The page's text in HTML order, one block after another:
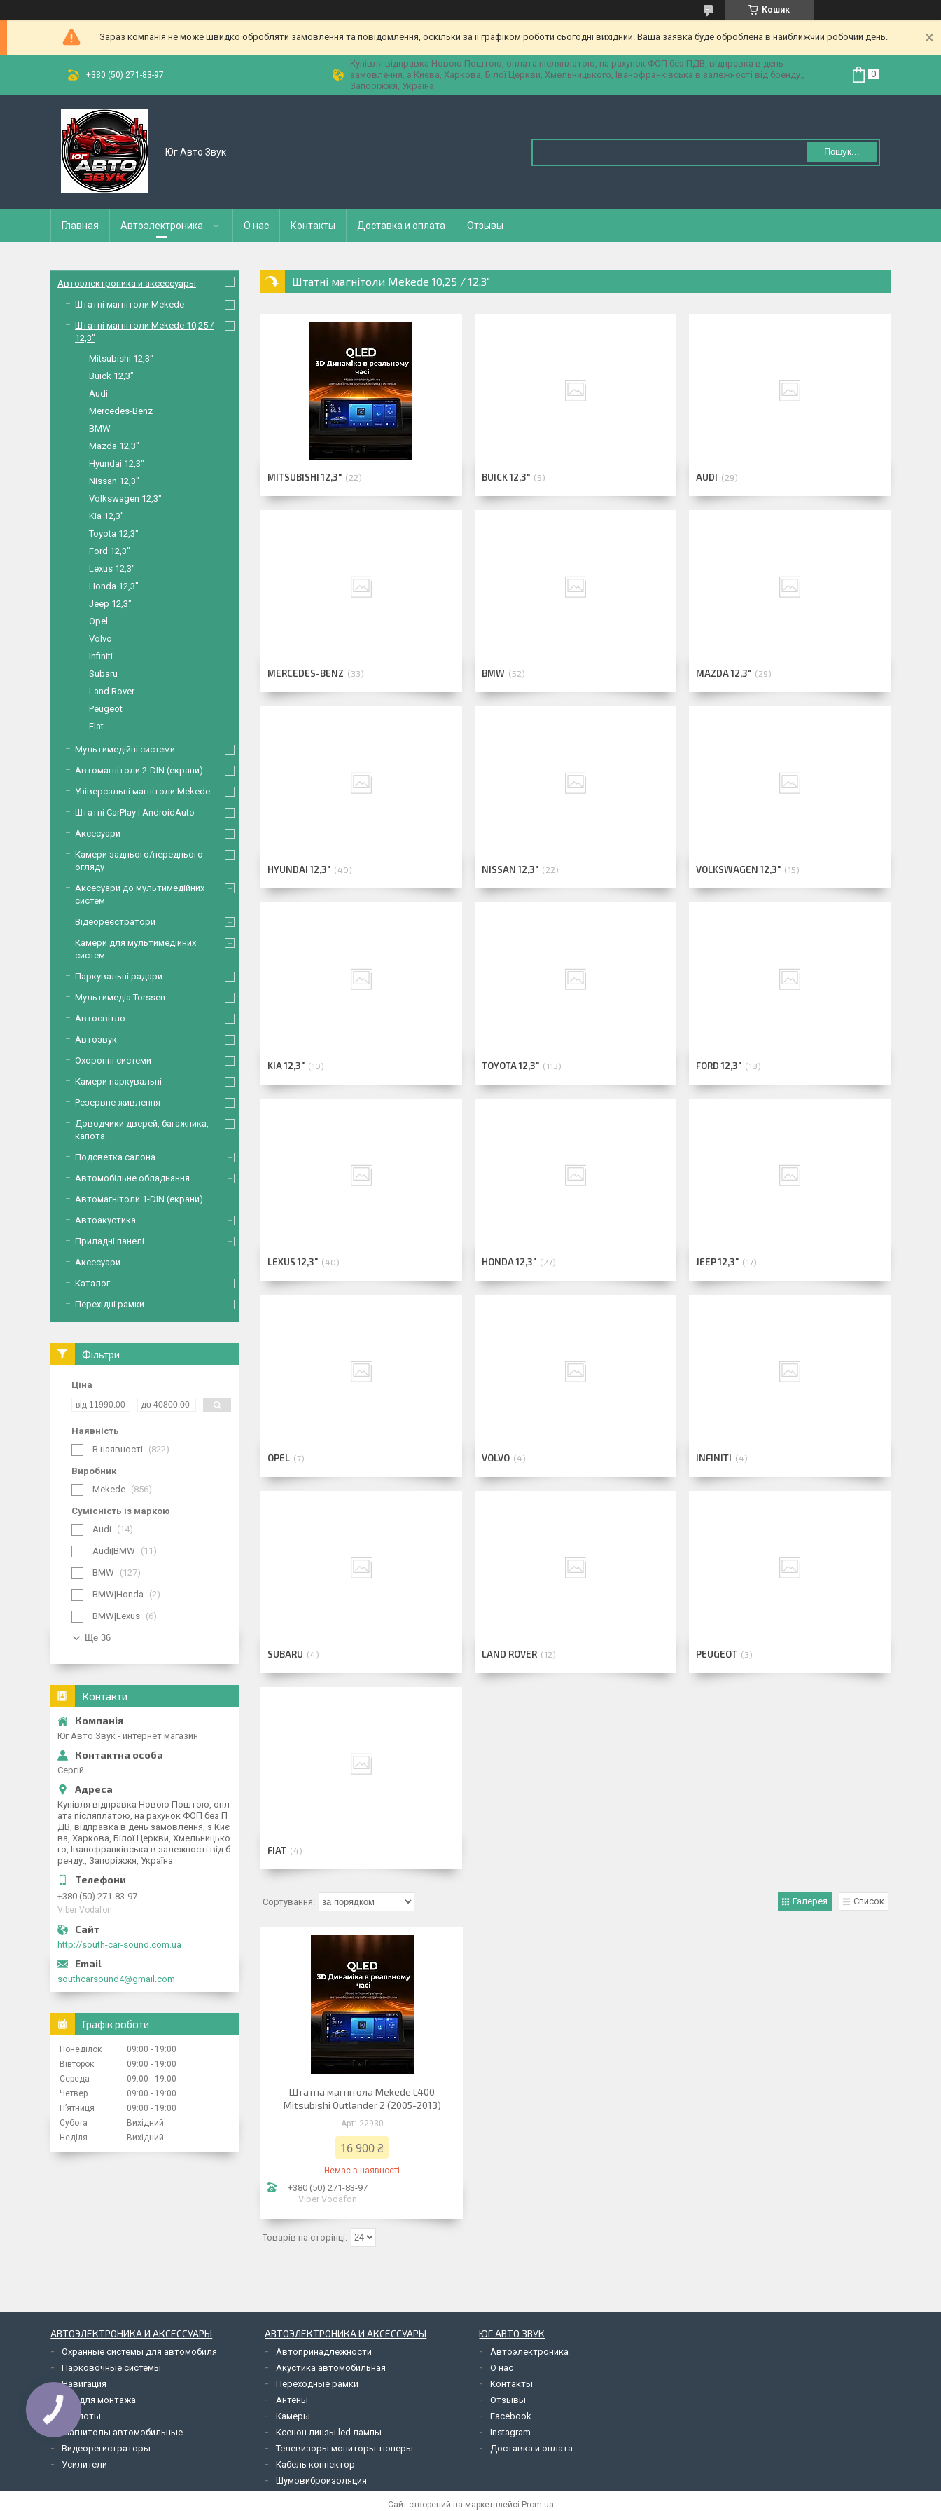
Кошик
Зараз компанія не може швидко обробляти замовлення та повідомлення, оскільки за її графіком роботи сьогодні вихідний. Ваша заявка буде оброблена в найближчий робочий день.
+380 (50) 271-83-97
Купівля відправка Новою Поштою, оплата післяплатою, на рахунок ФОП без ПДВ, відправка в день
замовлення, з Києва, Харкова, Білої Церкви, Хмельницького, Іванофранківська в залежності від бренду.,
Запоріжжя, Україна
Юг Авто Звук Пошук...
Главная Автоэлектроника О нас Контакты Доставка и оплата Отзывы
Штатні магнітоли Mekede 10,25 / 12,3"
MITSUBISHI 12,3" 22 BUICK 12,3" 5 AUDI 29
MERCEDES-BENZ 33 BMW 52 MAZDA 12,3" 29
HYUNDAI 12,3" 40 NISSAN 12,3" 22 VOLKSWAGEN 12,3" 15
KIA 12,3" 10 TOYOTA 12,3" 113 FORD 12,3" 18
LEXUS 12,3" 40 HONDA 12,3" 27 JEEP 12,3" 17
OPEL 7 VOLVO 4 INFINITI 4
SUBARU 4 LAND ROVER 12 PEUGEOT 3
FIAT 4
Галерея Список
Штатна магнітола Mekede L400
Mitsubishi Outlander 2 (2005-2013)
22930
16 900 ₴
Немає в наявності
+380 (50) 271-83-97
Viber Vodafon
Автоэлектроника и аксессуары
Штатні магнітоли Mekede
Штатні магнітоли Mekede 10,25 /
12,3"
Mitsubishi 12,3"
Buick 12,3"
Audi
Mercedes-Benz
BMW
Mazda 12,3"
Hyundai 12,3"
Nissan 12,3"
Volkswagen 12,3"
Kia 12,3"
Toyota 12,3"
Ford 12,3"
Lexus 12,3"
Honda 12,3"
Jeep 12,3"
Opel
Volvo
Infiniti
Subaru
Land Rover
Peugeot
Fiat
Мультимедійні системи
Автомагнітоли 2-DIN (екрани)
Універсальні магнітоли Mekede
Штатні CarPlay і AndroidAuto
Аксесуари
Камери заднього/переднього
огляду
Аксесуари до мультимедійних
систем
Відеореєстратори
Камери для мультимедійних
систем
Паркувальні радари
Мультимедіа Torssen
Автосвітло
Автозвук
Охоронні системи
Камери паркувальні
Резервне живлення
Доводчики дверей, багажника,
капота
Подсветка салона
Автомобільне обладнання
Автомагнітоли 1-DIN (екрани)
Автоакустика
Приладні панелі
Аксесуари
Каталог
Перехідні рамки
Фільтри
Ціна
Наявність
В наявності
822
Виробник
Mekede
856
Сумісність із маркою
Audi
14
Audi|BMW 11
BMW 127
BMW|Honda 2
BMW|Lexus 6
Ще 36
Контакти
Юг Авто Звук - интернет магазин
Сергій
Купівля відправка Новою Поштою, опл
ата післяплатою, на рахунок ФОП без П
ДВ, відправка в день замовлення, з Киє
ва, Харкова, Білої Церкви, Хмельницько
го, Іванофранківська в залежності від б
ренду., Запоріжжя, Україна
+380 (50) 271-83-97
Viber Vodafon
http://south-car-sound.com.ua
southcarsound4@gmail.com
Графік роботи
Понеділок 09:00
19:00
Вівторок
09:00
19:00
Середа
09:00
19:00
Четвер
09:00
19:00
Пʼятниця
09:00
19:00
Субота
Вихідний
Неділя
Вихідний
АВТОЭЛЕКТРОНИКА И АКСЕССУАРЫ
Охранные системы для автомобиля
Парковочные системы
Навигация
Всё для монтажа
Эхолоты
Магнитолы автомобильные
Видеорегистраторы
Усилители
АВТОЭЛЕКТРОНИКА И АКСЕССУАРЫ
Автопринадлежности
Акустика автомобильная
Переходные рамки
Антены
Камеры
Ксенон линзы led лампы
Телевизоры мониторы тюнеры
Кабель коннектор
Шумовиброизоляция
ЮГ АВТО ЗВУК
Автоэлектроника
О нас
Контакты
Отзывы
Facebook
Instagram
Доставка и оплата
Сайт створений на маркетплейсі Prom.ua